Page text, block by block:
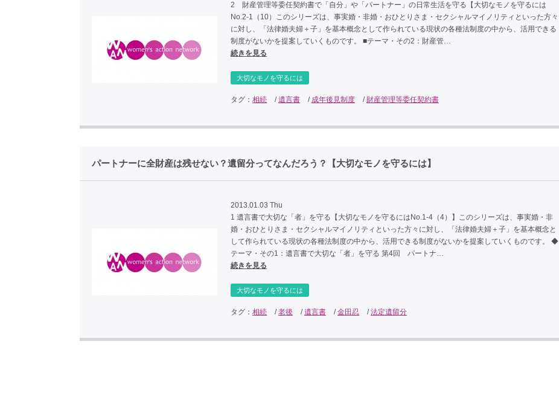
2 財産管理等委任契約書で「自分」や「パートナー」の日常生活を守る【大切なモノを守るには
No.2-1（10）このシリーズは、事実婚・非婚・おひとりさま・セクシャルマイノリティといった方々
に対し、「法律婚夫婦＋子」を基本概念として作られている現状の各種法制度の中から、活用できる
制度がないかを提案していくものです。 ■テーマ・その2：財産管…
続きを見る
大切なモノを守るには
タグ： 相続 /遺言書 / 成年後見制度 /財産管理等委任契約書
パートナーに全財産は残せない？遺留分ってなんだろう？【大切なモノを守るには】
2013.01.03 Thu
1 遺言書で大切な「者」を守る【大切なモノを守るにはNo.1-4（4）】このシリーズは、事実婚・非
婚・おひとりさま・セクシャルマイノリティといった方々に対し、「法律婚夫婦＋子」を基本概念と
して作られている現状の各種法制度の中から、活用できる制度がないかを提案していくものです。 ◆
テーマ・その1：遺言書で大切な「者」を守る 第4回 パートナ…
続きを見る
大切なモノを守るには
タグ： 相続 /老後 /遺言書 /金田忍 /法定遺留分